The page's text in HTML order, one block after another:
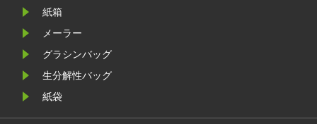
達成するのに役立ちます。
紙箱
メーラー
グラシンバッグ
生分解性バッグ
紙袋